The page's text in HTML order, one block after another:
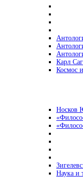
Карл
Космос
Носков
Наука и